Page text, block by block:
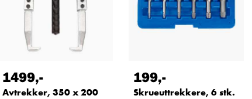
1499,-
Avtrekker, 350 x 200
199,-
Skrueuttrekkere, 6 stk.